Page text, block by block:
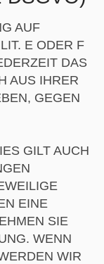
AUF
E ODER F
DAS
AUS IHRER
GEGEN
GILT AUCH
EINE
SIE
WENN
WIR